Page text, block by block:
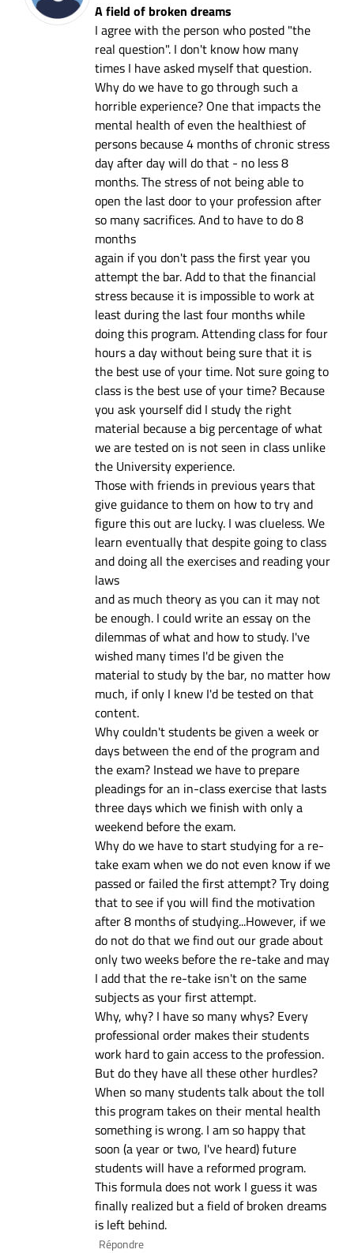
A field of broken dreams
I agree with the person who posted "the
real question". I don't know how many
times I have asked myself that question.
Why do we have to go through such a
horrible experience? One that impacts the
mental health of even the healthiest of
persons because 4 months of chronic stress
day after day will do that - no less 8
months. The stress of not being able to
open the last door to your profession after
so many sacrifices. And to have to do 8
months
again if you don't pass the first year you
attempt the bar. Add to that the financial
stress because it is impossible to work at
least during the last four months while
doing this program. Attending class for four
hours a day without being sure that it is
the best use of your time. Not sure going to
class is the best use of your time? Because
you ask yourself did I study the right
material because a big percentage of what
we are tested on is not seen in class unlike
the University experience.
Those with friends in previous years that
give guidance to them on how to try and
figure this out are lucky. I was clueless. We
learn eventually that despite going to class
and doing all the exercises and reading your
laws
and as much theory as you can it may not
be enough. I could write an essay on the
dilemmas of what and how to study. I've
wished many times I'd be given the
material to study by the bar, no matter how
much, if only I knew I'd be tested on that
content.
Why couldn't students be given a week or
days between the end of the program and
the exam? Instead we have to prepare
pleadings for an in-class exercise that lasts
three days which we finish with only a
weekend before the exam.
Why do we have to start studying for a re-
take exam when we do not even know if we
passed or failed the first attempt? Try doing
that to see if you will find the motivation
after 8 months of studying...However, if we
do not do that we find out our grade about
only two weeks before the re-take and may
I add that the re-take isn't on the same
subjects as your first attempt.
Why, why? I have so many whys? Every
professional order makes their students
work hard to gain access to the profession.
But do they have all these other hurdles?
When so many students talk about the toll
this program takes on their mental health
something is wrong. I am so happy that
soon (a year or two, I've heard) future
students will have a reformed program.
This formula does not work I guess it was
finally realized but a field of broken dreams
is left behind.
Répondre